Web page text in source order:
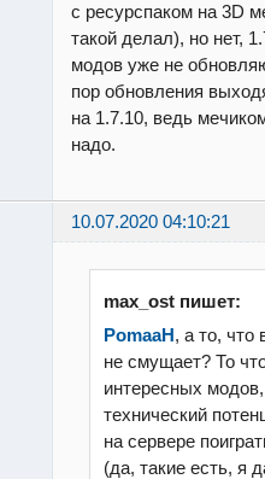
с ресурспаком на 3D
такой делал), но нет,
модов уже не
пор обновления
на 1.7.10, ведь
надо.
10.07.2020 04:10:21
max_ost пишет:
PomaaH, а то, что
не смущает? То
интересных
технический
на сервере
(да, такие есть, я